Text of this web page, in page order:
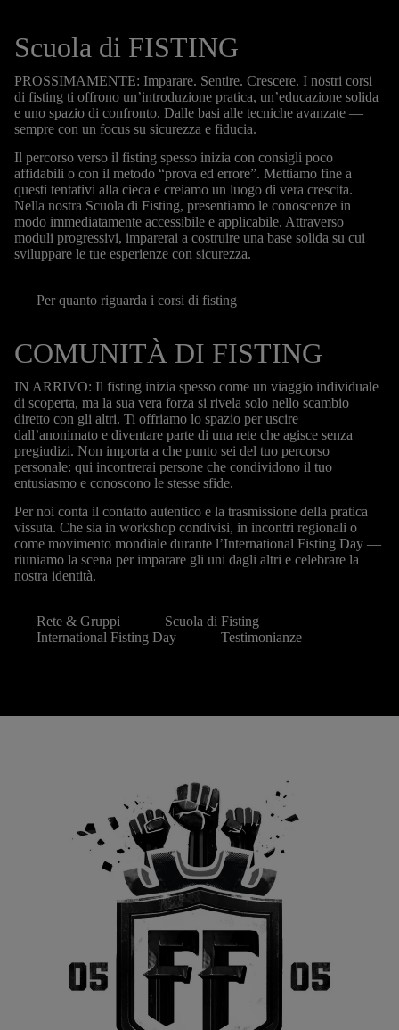
Scuola di FISTING
PROSSIMAMENTE: Imparare. Sentire. Crescere. I nostri corsi
di fisting ti offrono un’introduzione pratica, un’educazione solida
e uno spazio di confronto. Dalle basi alle tecniche avanzate —
sempre con un focus su sicurezza e fiducia.
Il percorso verso il fisting spesso inizia con consigli poco
affidabili o con il metodo “prova ed errore”. Mettiamo fine a
questi tentativi alla cieca e creiamo un luogo di vera crescita.
Nella nostra Scuola di Fisting, presentiamo le conoscenze in
modo immediatamente accessibile e applicabile. Attraverso
moduli progressivi, imparerai a costruire una base solida su cui
sviluppare le tue esperienze con sicurezza.
Per quanto riguarda i corsi di fisting
COMUNITÀ DI FISTING
IN ARRIVO: Il fisting inizia spesso come un viaggio individuale
di scoperta, ma la sua vera forza si rivela solo nello scambio
diretto con gli altri. Ti offriamo lo spazio per uscire
dall’anonimato e diventare parte di una rete che agisce senza
pregiudizi. Non importa a che punto sei del tuo percorso
personale: qui incontrerai persone che condividono il tuo
entusiasmo e conoscono le stesse sfide.
Per noi conta il contatto autentico e la trasmissione della pratica
vissuta. Che sia in workshop condivisi, in incontri regionali o
come movimento mondiale durante l’International Fisting Day —
riuniamo la scena per imparare gli uni dagli altri e celebrare la
nostra identità.
Rete & Gruppi
Scuola di Fisting
International Fisting Day
Testimonianze